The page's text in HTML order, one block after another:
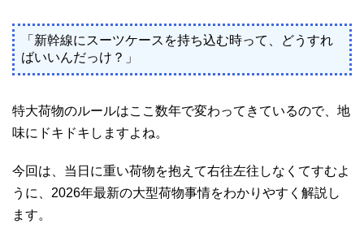
「新幹線にスーツケースを持ち込む時って、どうすれ
ばいいんだっけ？」
特大荷物のルールはここ数年で変わってきているので、地
味にドキドキしますよね。
今回は、当日に重い荷物を抱えて右往左往しなくてすむよ
うに、2026年最新の大型荷物事情をわかりやすく解説し
ます。